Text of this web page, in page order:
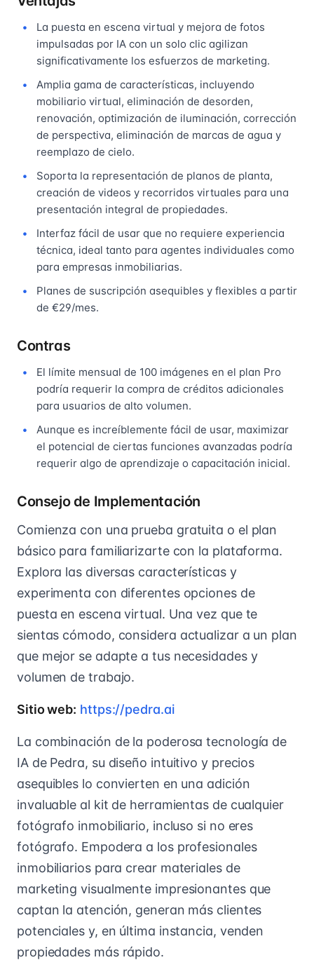
La puesta en escena virtual y mejora de fotos
impulsadas por IA con un solo clic agilizan
significativamente los esfuerzos de marketing.
Amplia gama de características, incluyendo
mobiliario virtual, eliminación de desorden,
renovación, optimización de iluminación, corrección
de perspectiva, eliminación de marcas de agua y
reemplazo de cielo.
Soporta la representación de planos de planta,
creación de videos y recorridos virtuales para una
presentación integral de propiedades.
Interfaz fácil de usar que no requiere experiencia
técnica, ideal tanto para agentes individuales como
para empresas inmobiliarias.
Planes de suscripción asequibles y flexibles a partir
de €29/mes.
Contras
El límite mensual de 100 imágenes en el plan Pro
podría requerir la compra de créditos adicionales
para usuarios de alto volumen.
Aunque es increíblemente fácil de usar, maximizar
el potencial de ciertas funciones avanzadas podría
requerir algo de aprendizaje o capacitación inicial.
Consejo de Implementación
Comienza con una prueba gratuita o el plan
básico para familiarizarte con la plataforma.
Explora las diversas características y
experimenta con diferentes opciones de
puesta en escena virtual. Una vez que te
sientas cómodo, considera actualizar a un plan
que mejor se adapte a tus necesidades y
volumen de trabajo.
Sitio web: https://pedra.ai
La combinación de la poderosa tecnología de
IA de Pedra, su diseño intuitivo y precios
asequibles lo convierten en una adición
invaluable al kit de herramientas de cualquier
fotógrafo inmobiliario, incluso si no eres
fotógrafo. Empodera a los profesionales
inmobiliarios para crear materiales de
marketing visualmente impresionantes que
captan la atención, generan más clientes
potenciales y, en última instancia, venden
propiedades más rápido.